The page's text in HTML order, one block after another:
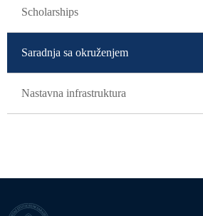
Scholarships
Saradnja sa okruženjem
Nastavna infrastruktura